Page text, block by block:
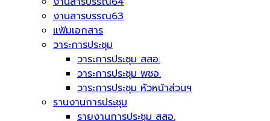
งานสารบรรณ63
แฟ้มเอกสาร
วาระการประชุม
วาระการประชุม สสอ.
วาระการประชุม พชอ.
วาระการประชุม หัวหน้าส่วนฯ
รานงานการประชุม
รายงานการประชุม สสอ.